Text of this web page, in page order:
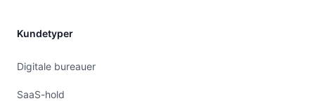
Kundetyper
Digitale bureauer
SaaS-hold